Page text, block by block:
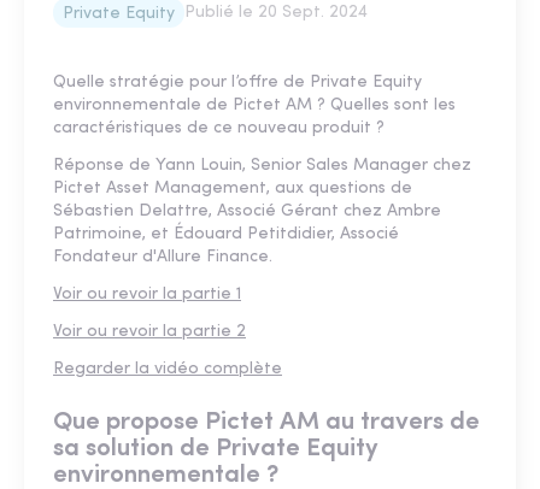
Private Equity Publié le 20 Sept. 2024
Quelle stratégie pour l’offre de Private Equity
environnementale de Pictet AM ? Quelles sont les
caractéristiques de ce nouveau produit ?
Réponse de Yann Louin, Senior Sales Manager chez
Pictet Asset Management, aux questions de
Sébastien Delattre, Associé Gérant chez Ambre
Patrimoine, et Édouard Petitdidier, Associé
Fondateur d'Allure Finance.
Voir ou revoir la partie 1
Voir ou revoir la partie 2
Regarder la vidéo complète
Que propose Pictet AM au travers de
sa solution de Private Equity
environnementale ?